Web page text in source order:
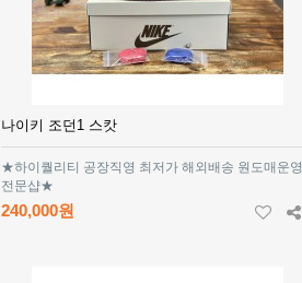
나이키 조던1 스캇
★하이퀄리티 공장직영 최저가 해외배송 원도매운영
전문샵★
240,000원